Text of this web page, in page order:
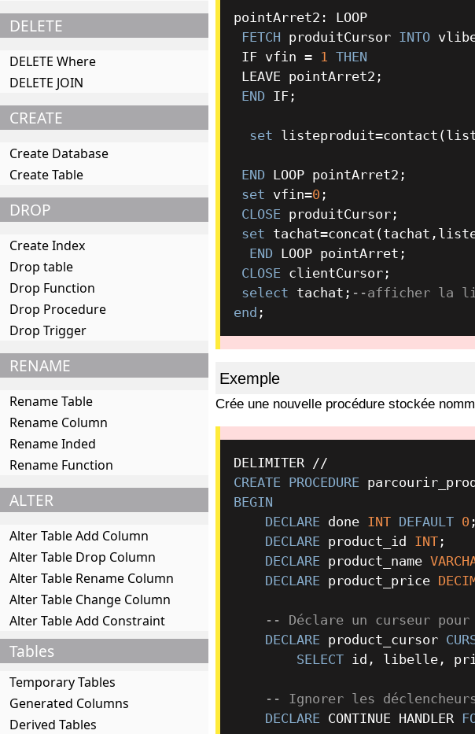
DELETE
DELETE Where
DELETE JOIN
CREATE
Create Database
Create Table
DROP
Create Index
Drop table
Drop Function
Drop Procedure
Drop Trigger
RENAME
Rename Table
Rename Column
Rename Inded
Rename Function
ALTER
Alter Table Add Column
Alter Table Drop Column
Alter Table Rename Column
Alter Table Change Column
Alter Table Add Constraint
Tables
Temporary Tables
Generated Columns
Derived Tables
pointArret2: LOOP
FETCH produitCursor INTO
IF vfin = 1
THEN
END IF;
set listeproduit=
END LOOP pointArret2;
set vfin=0 ;
CLOSE produitCursor;
set tachat=
END LOOP pointArret;
CLOSE clientCursor;
select tachat; --afficher la
end ;
Exemple
Crée une nouvelle procédure stockée
DELIMITER //
CREATE PROCEDURE
BEGIN
DECLARE done INT DEFAULT 0
DECLARE product_id INT
DECLARE product_name
DECLARE product_price
-- Déclare un curseur
DECLARE product_cursor
SELECT id, libelle,
-- Ignorer les
DECLARE CONTINUE HANDLER